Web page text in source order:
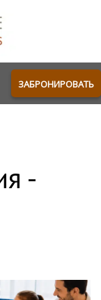
ЗАБРОНИРОВАТЬ
-